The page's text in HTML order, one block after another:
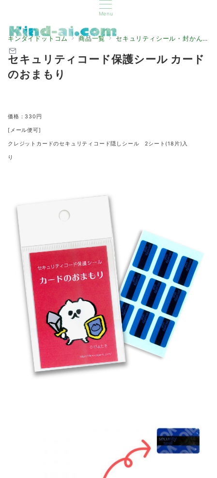
Menu
キンダイドットコム 商品一覧 セキュリティシール・封かんシール
セキュリティコード保護シール カード
のおまもり
価格：330円
[メール便可]
クレジットカードのセキュリティコード隠しシール 2シート(18片)入
り